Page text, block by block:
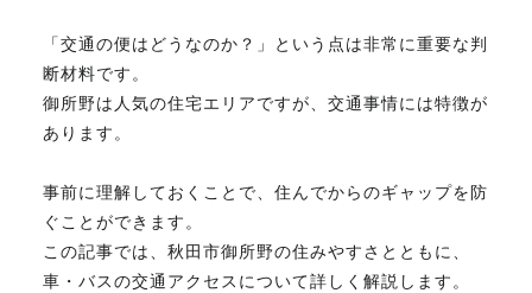
会社概要
マスターのブログ
「交通の便はどうなのか？」という点は非常に重要な判
断材料です。
御所野は人気の住宅エリアですが、交通事情には特徴が
あります。
事前に理解しておくことで、住んでからのギャップを防
ぐことができます。
この記事では、秋田市御所野の住みやすさとともに、
車・バスの交通アクセスについて詳しく解説します。